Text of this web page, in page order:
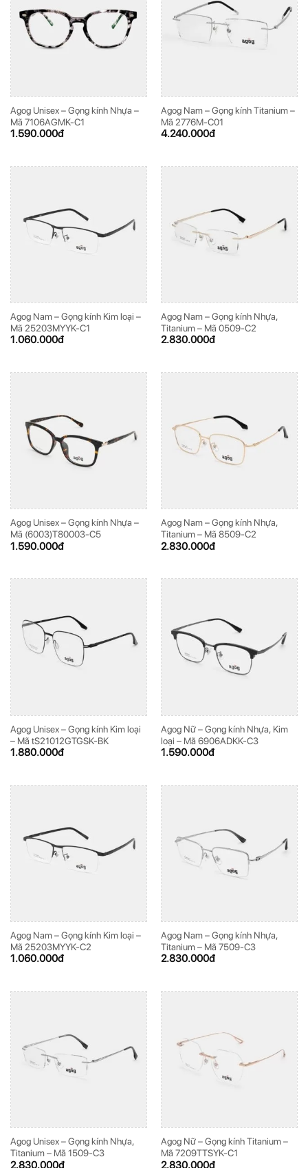
Agog Unisex – Gọng kính Nhựa –
Mã 7106AGMK-C1
1.590.000đ
Agog Nam – Gọng kính Titanium –
Mã 2776M-C01
4.240.000đ
Agog Nam – Gọng kính Kim loại –
Mã 25203MYYK-C1
1.060.000đ
Agog Nam – Gọng kính Nhựa,
Titanium – Mã 0509-C2
2.830.000đ
Agog Unisex – Gọng kính Nhựa –
Mã (6003)T80003-C5
1.590.000đ
Agog Nam – Gọng kính Nhựa,
Titanium – Mã 8509-C2
2.830.000đ
Agog Unisex – Gọng kính Kim loại
– Mã tS21012GTGSK-BK
1.880.000đ
Agog Nữ – Gọng kính Nhựa, Kim
loại – Mã 6906ADKK-C3
1.590.000đ
Agog Nam – Gọng kính Kim loại –
Mã 25203MYYK-C2
1.060.000đ
Agog Nam – Gọng kính Nhựa,
Titanium – Mã 7509-C3
2.830.000đ
Agog Unisex – Gọng kính Nhựa,
Titanium – Mã 1509-C3
2.830.000đ
Agog Nữ – Gọng kính Titanium –
Mã 7209TTSYK-C1
2.830.000đ